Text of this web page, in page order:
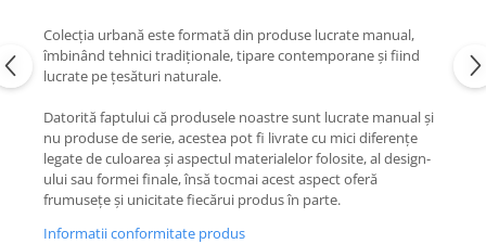
Colecția urbană este formată din produse lucrate manual,
îmbinând tehnici tradiționale, tipare contemporane și fiind
lucrate pe țesături naturale.
Datorită faptului că produsele noastre sunt lucrate manual și
nu produse de serie, acestea pot fi livrate cu mici diferențe
legate de culoarea și aspectul materialelor folosite, al design-
ului sau formei finale, însă tocmai acest aspect oferă
frumusețe și unicitate fiecărui produs în parte.
Informatii conformitate produs